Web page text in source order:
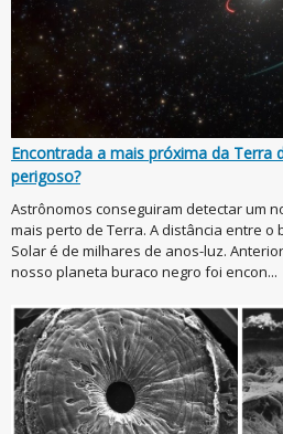
Encontrada a mais próxima da Terra
perigoso?
Astrônomos conseguiram detectar um
mais perto de Terra. A distância entre o
Solar é de milhares de anos-luz.
nosso planeta buraco negro foi encon...